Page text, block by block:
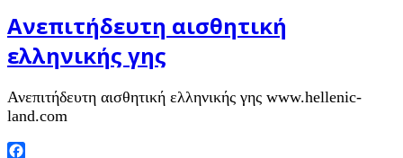
Ανεπιτήδευτη αισθητική
ελληνικής γης
Ανεπιτήδευτη αισθητική ελληνικής γης www.hellenic-
land.com